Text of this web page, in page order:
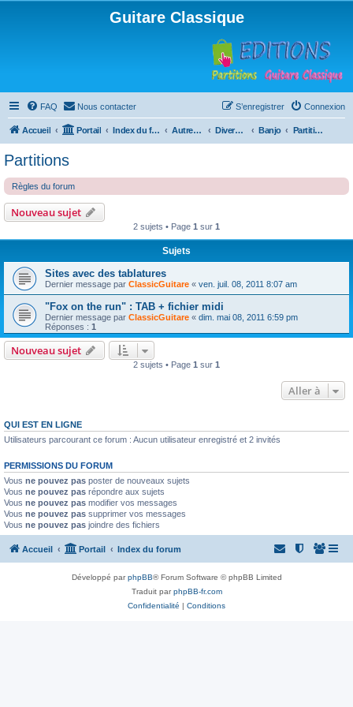
Guitare Classique
FAQ Nous contacter Connexion
S’enregistrer
Accueil Portail Index du forum Autres instruments à cordes pincées, ou styles Divers instruments Banjo Partitions
Partitions
Règles du forum
Nouveau sujet
2 sujets • Page 1 sur 1
Sujets
Sites avec des tablatures
Dernier message par ClassicGuitare « ven. juil. 08, 2011 8:07 am
"Fox on the run" : TAB + fichier midi
Dernier message par ClassicGuitare « dim. mai 08, 2011 6:59 pm
Réponses : 1
Nouveau sujet
2 sujets • Page 1 sur 1
Aller à
QUI EST EN LIGNE
Utilisateurs parcourant ce forum : Aucun utilisateur enregistré et 2 invités
PERMISSIONS DU FORUM
Vous ne pouvez pas poster de nouveaux sujets
Vous ne pouvez pas répondre aux sujets
Vous ne pouvez pas modifier vos messages
Vous ne pouvez pas supprimer vos messages
Vous ne pouvez pas joindre des fichiers
Accueil Portail Index du forum
Développé parphpBB® Forum Software © phpBB Limited
Traduit parphpBB-fr.com
Confidentialité | Conditions